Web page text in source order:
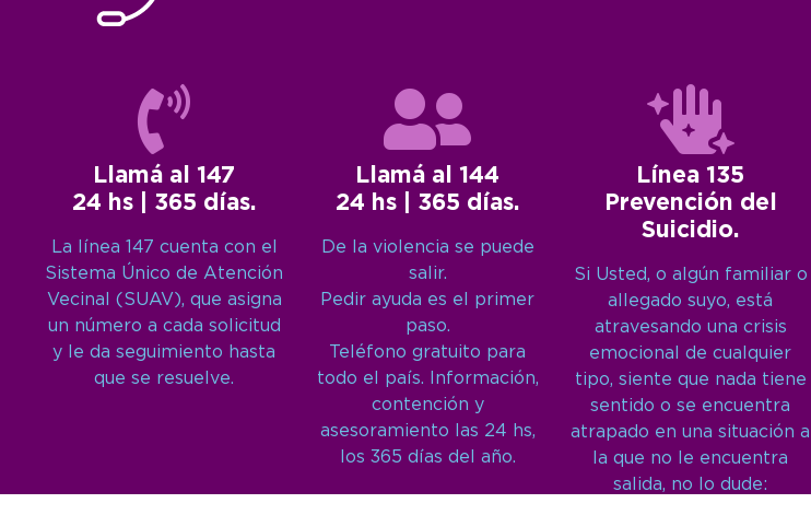
Llamá al 147
24 hs | 365 días.
La línea 147 cuenta con el
Sistema Único de Atención
Vecinal (SUAV), que asigna
un número a cada solicitud
y le da seguimiento hasta
que se resuelve.
Llamá al 144
24 hs | 365 días.
De la violencia se puede
salir.
Pedir ayuda es el primer
paso.
Teléfono gratuito para
todo el país. Información,
contención y
asesoramiento las 24 hs,
los 365 días del año.
Línea 135
Prevención del
Suicidio.
Si Usted, o algún familiar o
allegado suyo, está
atravesando una crisis
emocional de cualquier
tipo, siente que nada tiene
sentido o se encuentra
atrapado en una situación a
la que no le encuentra
salida, no lo dude: